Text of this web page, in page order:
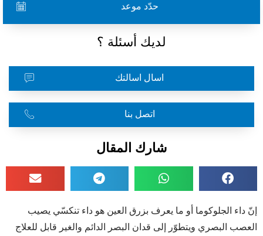
حدّد موعد
لديك أسئلة ؟
اسال اسالتك
اتصل بنا
شارك المقال
إنّ داء الجلوكوما أو ما يعرف بزرق العين هو داء تنكسّي يصيب
العصب البصري ويتطوّر إلى قدان البصر الدائم والغير قابل للعلاج